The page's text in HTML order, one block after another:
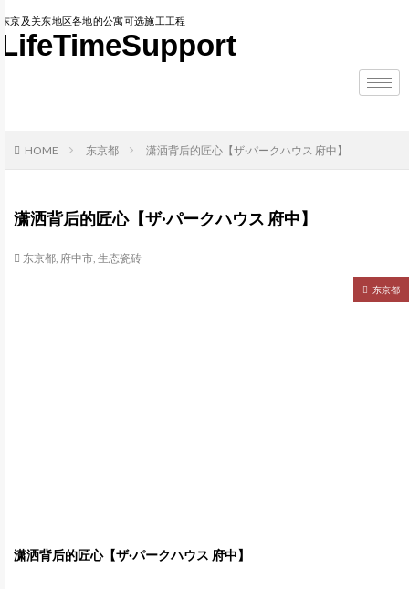
东京及关东地区各地的公寓可选施工工程
LifeTimeSupport
HOME 东京都 潇洒背后的匠心【ザ·パークハウス 府中】
潇洒背后的匠心【ザ·パークハウス 府中】
东京都, 府中市, 生态瓷砖
东京都
潇洒背后的匠心【ザ·パークハウス 府中】